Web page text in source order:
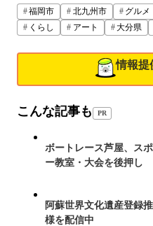
福岡市 北九州市 グルメ
くらし
アート 大分県
情報提
こんな記事も PR
ボートレース芦屋、ス
ー教室・大会を後押し
阿蘇世界文化遺産登録
様を配信中